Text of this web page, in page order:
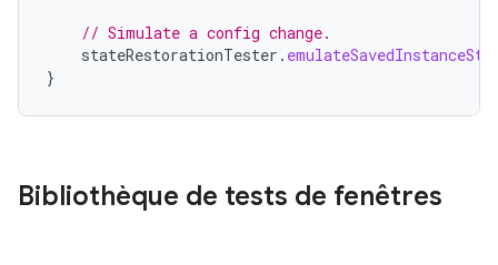
// Simulate a config change.
stateRestorationTester .
}
Bibliothèque de tests de fenêtres